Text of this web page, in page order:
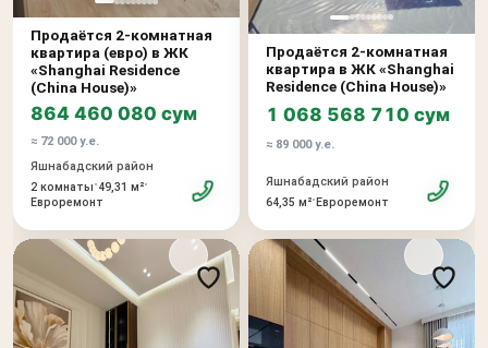
Продаётся 2-комнатная
квартира (евро) в ЖК
«Shanghai Residence
(China House)»
864 460 080 сум
≈ 72 000 у.е.
Яшнабадский район
2 комнаты•49,31 м²•
Евроремонт
Продаётся 2-комнатная
квартира в ЖК «Shanghai
Residence (China House)»
1 068 568 710 сум
≈ 89 000 у.е.
Яшнабадский район
64,35 м²• Евроремонт